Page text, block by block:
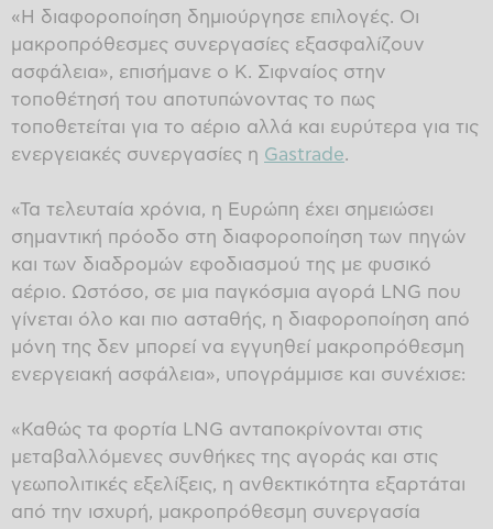
«Η διαφοροποίηση δημιούργησε επιλογές. Οι
μακροπρόθεσμες συνεργασίες εξασφαλίζουν
ασφάλεια», επισήμανε ο Κ. Σιφναίος στην
τοποθέτησή του αποτυπώνοντας το πως
τοποθετείται για το αέριο αλλά και ευρύτερα για τις
ενεργειακές συνεργασίες η Gastrade.
«Τα τελευταία χρόνια, η Ευρώπη έχει σημειώσει
σημαντική πρόοδο στη διαφοροποίηση των πηγών
και των διαδρομών εφοδιασμού της με φυσικό
αέριο. Ωστόσο, σε μια παγκόσμια αγορά LNG που
γίνεται όλο και πιο ασταθής, η διαφοροποίηση από
μόνη της δεν μπορεί να εγγυηθεί μακροπρόθεσμη
ενεργειακή ασφάλεια», υπογράμμισε και συνέχισε:
«Καθώς τα φορτία LNG ανταποκρίνονται στις
μεταβαλλόμενες συνθήκες της αγοράς και στις
γεωπολιτικές εξελίξεις, η ανθεκτικότητα εξαρτάται
από την ισχυρή, μακροπρόθεσμη συνεργασία